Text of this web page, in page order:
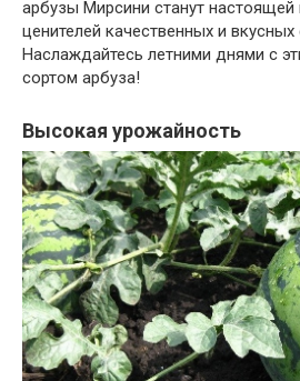
арбузы Мирсини станут настоящей
ценителей качественных и вкусных
Наслаждайтесь летними днями с
сортом арбуза!
Высокая урожайность